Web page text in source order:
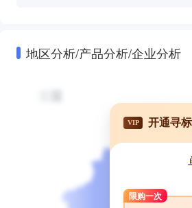
地区分析/产品分析/企业分析
VIP 开通寻
限购一次